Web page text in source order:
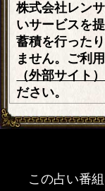
株式会社レン
いサービスを
蓄積を行った
ません。ご利
（外部サイト）
ださい。
この占い番